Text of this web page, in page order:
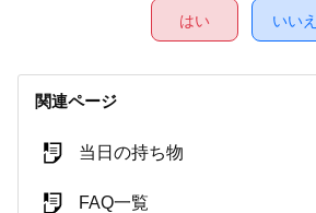
はい いいえ
関連ページ
当日の持ち物
FAQ一覧